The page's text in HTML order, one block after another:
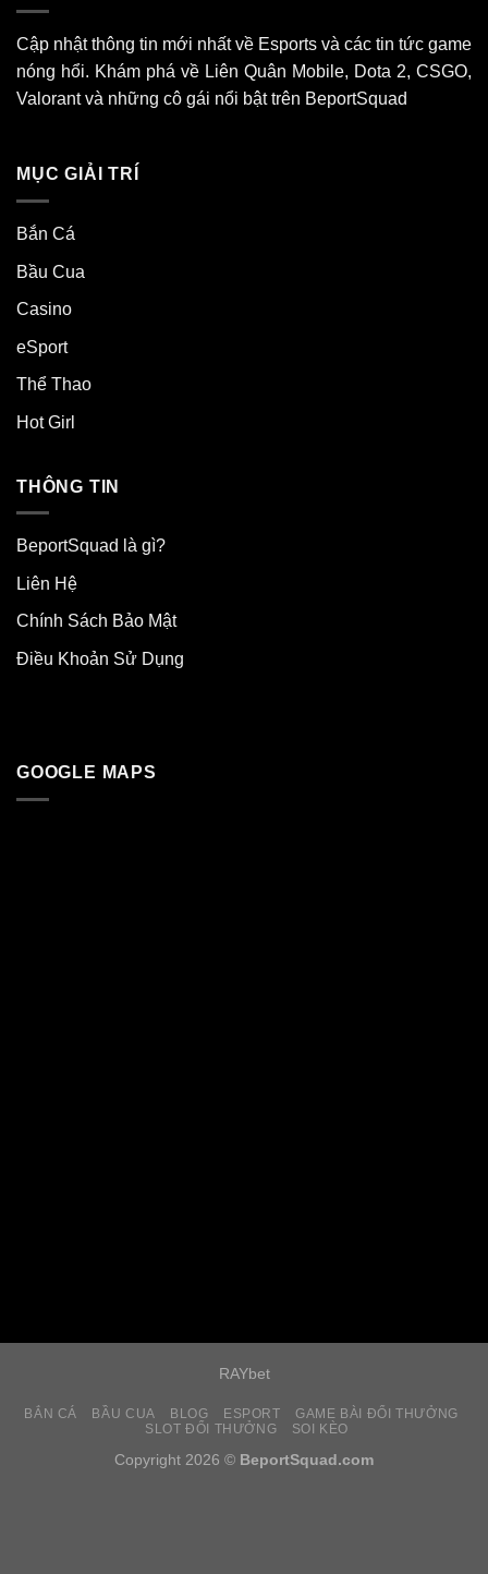
Cập nhật thông tin mới nhất về Esports và các tin tức game
nóng hổi. Khám phá về Liên Quân Mobile, Dota 2, CSGO,
Valorant và những cô gái nổi bật trên BeportSquad
MỤC GIẢI TRÍ
Bắn Cá
Bầu Cua
Casino
eSport
Thể Thao
Hot Girl
THÔNG TIN
BeportSquad là gì?
Liên Hệ
Chính Sách Bảo Mật
Điều Khoản Sử Dụng
GOOGLE MAPS
RAYbet
BẮN CÁ BẦU CUA BLOG ESPORT
GAME BÀI ĐỔI THƯỞNG
SLOT ĐỔI THƯỞNG
SOI KÈO
Copyright 2026 © BeportSquad.com